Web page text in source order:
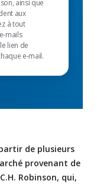
ainsi que
aux
à tout
mails
lien de
e-mail.
de plusieurs
provenant de
Robinson, qui,